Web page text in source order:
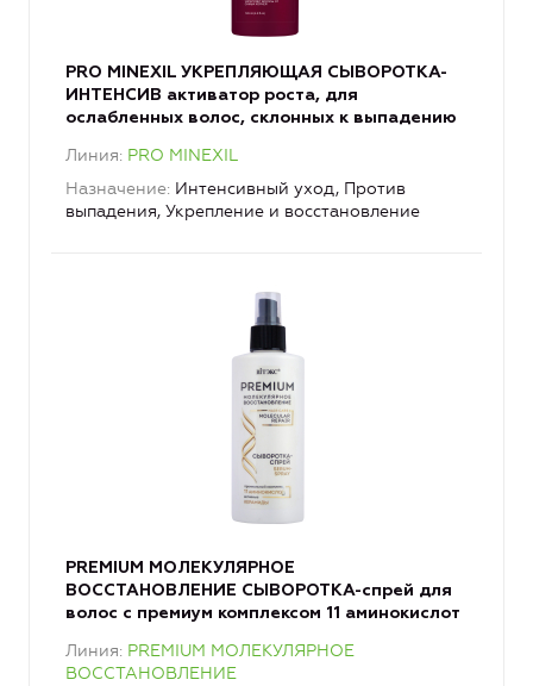
PRO MINEXIL УКРЕПЛЯЮЩАЯ СЫВОРОТКА-
ИНТЕНСИВ активатор роста, для
ослабленных волос, склонных к выпадению
Линия PRO MINEXIL
Назначение Интенсивный уход, Против
выпадения, Укрепление и восстановление
PREMIUM МОЛЕКУЛЯРНОЕ
ВОССТАНОВЛЕНИЕ СЫВОРОТКА-спрей для
волос с премиум комплексом 11 аминокислот
Линия PREMIUM МОЛЕКУЛЯРНОЕ
ВОССТАНОВЛЕНИЕ